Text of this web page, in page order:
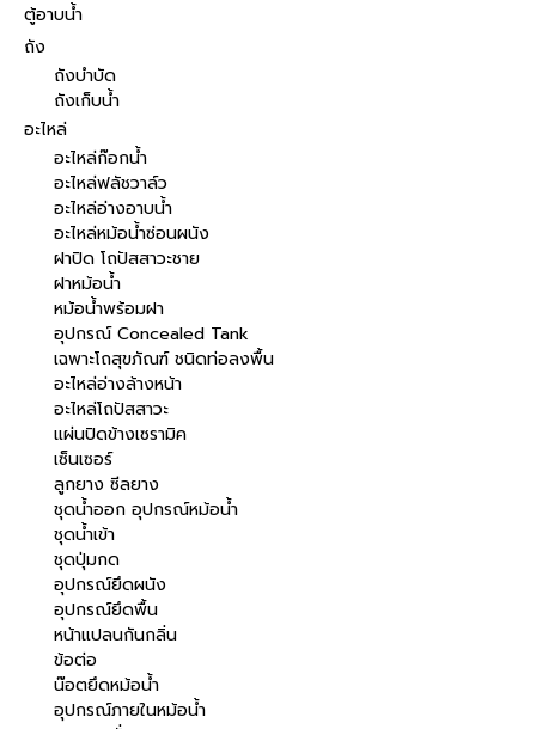
ตู้อาบน้ำ
ถัง
ถังบำบัด
ถังเก็บน้ำ
อะไหล่
อะไหล่ก๊อกน้ำ
อะไหล่ฟลัชวาล์ว
อะไหล่อ่างอาบน้ำ
อะไหล่หม้อน้ำซ่อนผนัง
ฝาปิด โถปัสสาวะชาย
ฝาหม้อน้ำ
หม้อน้ำพร้อมฝา
อุปกรณ์ Concealed Tank
เฉพาะโถสุขภัณฑ์ ชนิดท่อลงพื้น
อะไหล่อ่างล้างหน้า
อะไหล่โถปัสสาวะ
แผ่นปิดข้างเซรามิค
เซ็นเซอร์
ลูกยาง ซีลยาง
ชุดน้ำออก อุปกรณ์หม้อน้ำ
ชุดน้ำเข้า
ชุดปุ่มกด
อุปกรณ์ยึดผนัง
อุปกรณ์ยึดพื้น
หน้าแปลนกันกลิ่น
ข้อต่อ
น๊อตยึดหม้อน้ำ
อุปกรณ์ภายในหม้อน้ำ